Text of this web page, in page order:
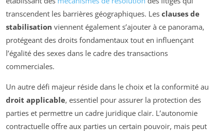
transcendent les barrières géographiques. Les clauses de
stabilisation viennent également s’ajouter à ce panorama,
protégeant des droits fondamentaux tout en influençant
l’égalité des sexes dans le cadre des transactions
commerciales.
Un autre défi majeur réside dans le choix et la conformité au
droit applicable, essentiel pour assurer la protection des
parties et permettre un cadre juridique clair. L’autonomie
contractuelle offre aux parties un certain pouvoir, mais peut